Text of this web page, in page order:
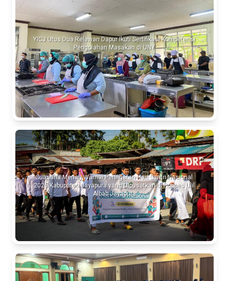
YICJ Utus Dua Relawan Dapur Ikuti Sertifikasi Kompetensi
Pengolahan Masakan di UNY
Suasana Meriah Warnai Peringatan Hari Santri Nasional
2025 Kabupaten Jayapura yang Dipusatkan di Ponpes Ulil
Albab Jayapura